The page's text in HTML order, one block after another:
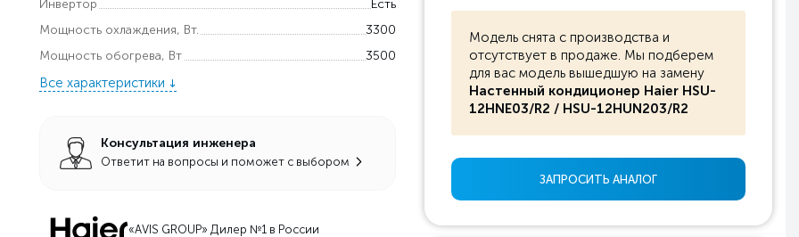
Инвертор
Есть
Мощность охлаждения, Вт.
3300
Мощность обогрева, Вт
3500
Все характеристики
Консультация инженера
Ответит на вопросы и поможет с выбором
«AVIS GROUP» Дилер №1 в России
Модель cнята с производства и
отсутствует в продаже. Мы подберем
для вас модель вышедшую на замену
Настенный кондиционер Haier HSU-
12HNE03/R2 / HSU-12HUN203/R2
ЗАПРОСИТЬ АНАЛОГ